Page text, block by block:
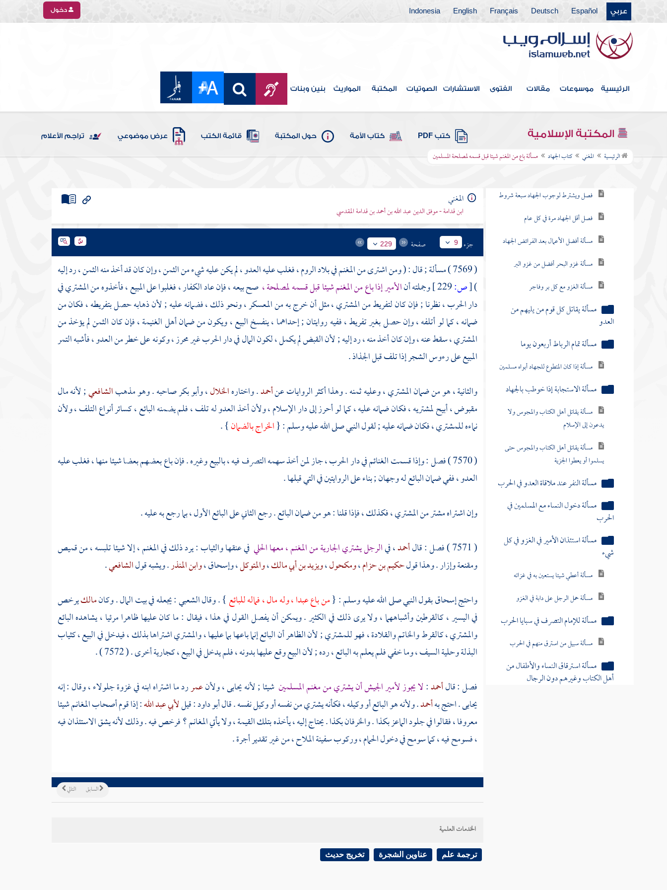
عربي Español
Deutsch
Français
English
Indonesia دخول
الرئيسية موسوعات مقالات الفتوى الاستشارات الصوتيات المكتبة المواريث بنين وبنات
المكتبة الإسلامية كتب PDF كتاب الأمة حول المكتبة قائمة الكتب عرض موضوعي تراجم الأعلام
الرئيسية المغني كتاب الجهاد مسألة باع من المغنم شيئا قبل قسمه لمصلحة المسلمين
كتاب الديات
كتاب قتال أهل البغي
كتاب المرتد
كتاب الحدود
كتاب قطاع الطريق
كتاب الأشربة
كتاب الجهاد
فصل ويشترط لوجوب الجهاد سبعة شروط
فصل أقل الجهاد مرة في كل عام
مسألة أفضل الأعمال بعد الفرائض الجهاد
مسألة غزو البحر أفضل من غزو البر
مسألة الغزو مع كل بر وفاجر
مسألة يقاتل كل قوم من يليهم من
العدو
مسألة تمام الرباط أربعون يوما
مسألة إذا كان المتطوع للجهاد أبواه مسلمين
مسألة الاستجابة إذا خوطب بالجهاد
مسألة يقاتل أهل الكتاب والمجوس ولا
يدعون إلى الإسلام
مسألة يقاتل أهل الكتاب والمجوس حتى
يسلموا أو يعطوا الجزية
مسألة النفر عند ملاقاة العدو في الحرب
مسألة دخول النساء مع المسلمين في
الحرب
مسألة استئذان الأمير في الغزو في كل
شيء
مسألة أعطي شيئا يستعين به في غزاته
مسألة حمل الرجل على دابة في الغزو
مسألة للإمام التصرف في سبايا الحرب
مسألة سبيل من استرق منهم في الحرب
مسألة استرقاق النساء والأطفال من
أهل الكتاب وغيرهم دون الرجال
المغني
ابن قدامة - موفق الدين عبد الله بن أحمد بن قدامة المقدسي
جزء 9 صفحة 229
( 7569 ) مسألة ; قال : ( ومن اشترى من المغنم في بلاد الروم، فغلب عليه العدو ، لم يكن عليه شيء من الثمن ، وإن كان قد أخذ منه الثمن ، رد إليه
)
[ص: وجملته أنالأمير إذا باع من المغنم شيئا قبل قسمه لمصلحة ، صح بيعه ، فإن عاد الكفار ، فغلبوا على المبيع ، فأخذوه من المشتري في
دار الحرب ، نظرنا ; فإن كان لتفريط من المشتري ، مثل أن خرج به من المعسكر ، ونحو ذلك ، فضمانه عليه ; لأن ذهابه حصل بتفريطه ، فكان من
ضمانه ، كما لو أتلفه ، وإن حصل بغير تفريط ، ففيه روايتان ; إحداهما ، ينفسخ البيع ، ويكون من ضمان أهل الغنيمة ، فإن كان الثمن لم يؤخذ من
المشتري ، سقط عنه ، وإن كان أخذ منه ، رد إليه ; لأن القبض لم يكمل ، لكون المال في دار الحرب غير محرز ، وكونه على خطر من العدو ، فأشبه التمر
المبيع على رءوس الشجر إذا تلف قبل الجذاذ .
والثانية ، هو من ضمان المشتري ، وعليه ثمنه . وهذا أكثر الروايات عنأحمد. واختارهالخلال،وأبو بكرصاحبه . وهو مذهبالشافعي; لأنه مال
مقبوض ، أبيح لمشتريه ، فكان ضمانه عليه ، كما لو أحرز إلى دار الإسلام ، ولأن أخذ العدو له تلف ، فلم يضمنه البائع ، كسائر أنواع التلف ، ولأن
نماءه للمشتري ، فكان ضمانه عليه ; لقول النبي صلى الله عليه وسلم : {الخراج بالضمان} .
( 7570 ) فصل : وإذا قسمت الغنائم في دار الحرب ، جاز لمن أخذ سهمه التصرف فيه ، بالبيع وغيره . فإن باع بعضهم بعضا شيئا منها ، فغلب عليه
العدو ، ففي ضمان البائع له وجهان ; بناء على الروايتين في التي قبلها .
وإن اشتراه مشتر من المشتري ، فكذلك ، فإذا قلنا : هو من ضمان البائع . رجع الثاني على البائع الأول ، بما رجع به عليه .
( 7571 ) فصل : قال
أحمد، فيالرجل يشتري الجارية من المغنم ، معها الحلي في عنقها والثياب : يرد ذلك في المغنم ، إلا شيئا تلبسه ، من قميص
ومقنعة وإزار . وهذا قولحكيم بن حزام،ومكحول،ويزيد بن أبي مالك،والمتوكل،وإسحاق،وابن المنذر. ويشبه قولالشافعي.
واحتجإسحاقبقول النبي صلى الله عليه وسلم : {من باع عبدا ، وله مال ، فماله للبائع} . وقالالشعبي: يجعله في بيت المال . وكانمالكيرخص
في اليسير ، كالقرطين وأشباههما ، ولا يرى ذلك في الكثير . ويمكن أن يفصل القول في هذا ، فيقال : ما كان عليها ظاهرا مرئيا ، يشاهده البائع
والمشتري ، كالقرط والخاتم والقلادة ، فهو للمشتري ; لأن الظاهر أن البائع إنما باعها بما عليها ، والمشتري اشتراها بذلك ، فيدخل في البيع ، كثياب
البذلة وحلية السيف ، وما خفي فلم يعلم به البائع ، رده ; لأن البيع وقع عليها بدونه ، فلم يدخل في البيع ، كجارية أخرى . ( 7572 ) .
فصل : قالأحمد:لا يجوز لأمير الجيش أن يشتري من مغنم المسلمين شيئا ; لأنه يحابى ، ولأنعمررد ما اشتراه ابنه في غزوةجلولاء، وقال : إنه
يحابى . احتج بهأحمد. ولأنه هو البائع أو وكيله ، فكأنه يشتري من نفسه أو وكيل نفسه . قالأبو داود: قيللأبي عبد الله: إذا قوم أصحاب المغانم شيئا
معروفا ، فقالوا في جلود الماعز بكذا . والخرفان بكذا . يحتاج إليه ، يأخذه بتلك القيمة ، ولا يأتي المغانم ؟ فرخص فيه . وذلك لأنه يشق الاستئذان فيه
، فسومح فيه ، كما سومح في دخول الحمام ، وركوب سفينة الملاح ، من غير تقدير أجرة .
التالي السابق
الخدمات العلمية
ترجمة علم عناوين الشجرة تخريج حديث